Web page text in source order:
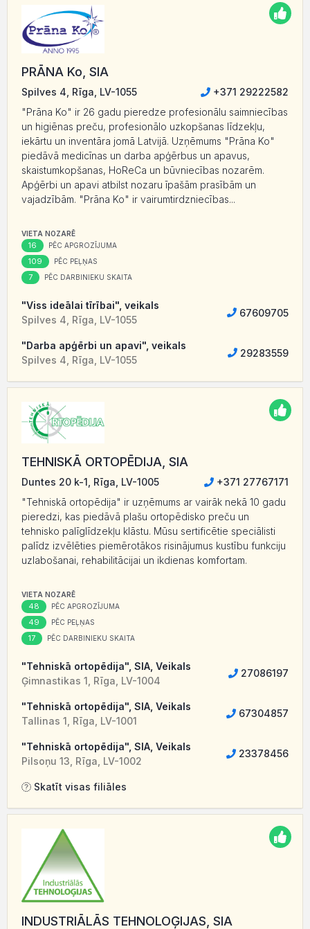
PRĀNA Ko, SIA
Spilves 4, Rīga, LV-1055
+371 29222582
"Prāna Ko" ir 26 gadu pieredze profesionālu saimniecības
un higiēnas preču, profesionālo uzkopšanas līdzekļu,
iekārtu un inventāra jomā Latvijā. Uzņēmums "Prāna Ko"
piedāvā medicīnas un darba apģērbus un apavus,
skaistumkopšanas, HoReCa un būvniecības nozarēm.
Apģērbi un apavi atbilst nozaru īpašām prasībām un
vajadzībām. "Prāna Ko" ir vairumtirdzniecības...
VIETA NOZARĒ
16 PĒC APGROZĪJUMA
109 PĒC PEĻŅAS
7 PĒC DARBINIEKU SKAITA
"Viss ideālai tīrībai", veikals
Spilves 4, Rīga, LV-1055
67609705
"Darba apģērbi un apavi", veikals
Spilves 4, Rīga, LV-1055
29283559
TEHNISKĀ ORTOPĒDIJA, SIA
Duntes 20 k-1, Rīga, LV-1005
+371 27767171
"Tehniskā ortopēdija" ir uzņēmums ar vairāk nekā 10 gadu
pieredzi, kas piedāvā plašu ortopēdisko preču un
tehnisko palīglīdzekļu klāstu. Mūsu sertificētie speciālisti
palīdz izvēlēties piemērotākos risinājumus kustību funkciju
uzlabošanai, rehabilitācijai un ikdienas komfortam.
VIETA NOZARĒ
48 PĒC APGROZĪJUMA
49 PĒC PEĻŅAS
17 PĒC DARBINIEKU SKAITA
"Tehniskā ortopēdija", SIA, Veikals
Ģimnastikas 1, Rīga, LV-1004
27086197
"Tehniskā ortopēdija", SIA, Veikals
Tallinas 1, Rīga, LV-1001
67304857
"Tehniskā ortopēdija", SIA, Veikals
Pilsoņu 13, Rīga, LV-1002
23378456
Skatīt visas filiāles
INDUSTRIĀLĀS TEHNOLOĢIJAS, SIA